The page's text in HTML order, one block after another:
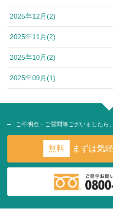
2025年12月(2)
2025年11月(2)
2025年10月(2)
2025年09月(1)
ご不明点・ご質問等ございましたら
無料 まずは気